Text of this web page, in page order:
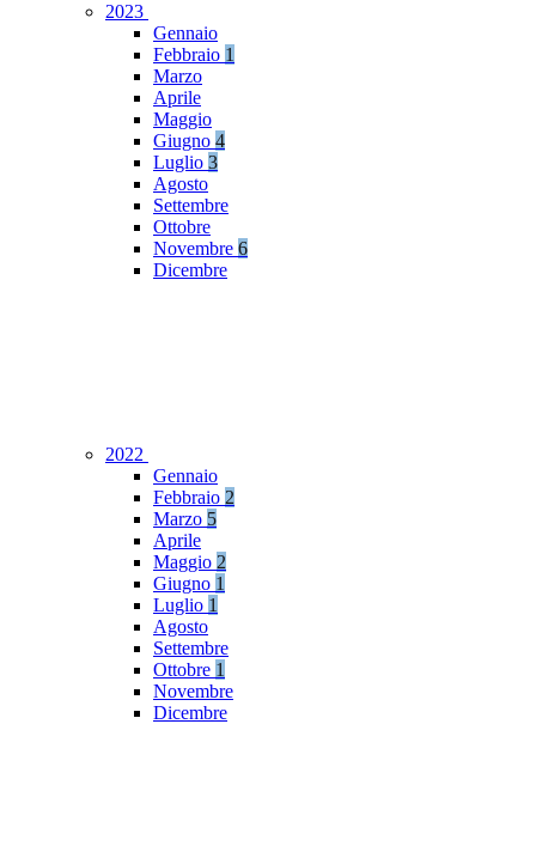
2023
Gennaio
Febbraio 1
Marzo
Aprile
Maggio
Giugno 4
Luglio 3
Agosto
Settembre
Ottobre
Novembre 6
Dicembre
2022
Gennaio
Febbraio 2
Marzo 5
Aprile
Maggio 2
Giugno 1
Luglio 1
Agosto
Settembre
Ottobre 1
Novembre
Dicembre